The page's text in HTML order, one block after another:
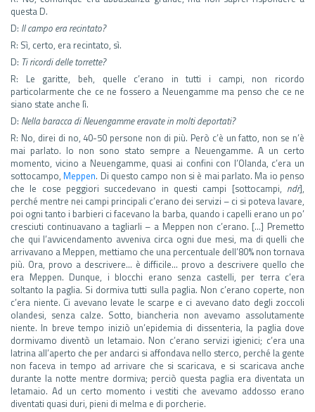
questa D.
D: Il campo era recintato?
R: Sì, certo, era recintato, sì.
D: Ti ricordi delle torrette?
R: Le garitte, beh, quelle c’erano in tutti i campi, non ricordo
particolarmente che ce ne fossero a Neuengamme ma penso che ce ne
siano state anche lì.
D: Nella baracca di Neuengamme eravate in molti deportati?
R: No, direi di no, 40-50 persone non di più. Però c’è un fatto, non se n’è
mai parlato. Io non sono stato sempre a Neuengamme. A un certo
momento, vicino a Neuengamme, quasi ai confini con l’Olanda, c’era un
sottocampo,Meppen. Di questo campo non si è mai parlato. Ma io penso
che le cose peggiori succedevano in questi campi [sottocampi, ndr],
perché mentre nei campi principali c’erano dei servizi – ci si poteva lavare,
poi ogni tanto i barbieri ci facevano la barba, quando i capelli erano un po’
cresciuti continuavano a tagliarli – a Meppen non c’erano. […] Premetto
che qui l’avvicendamento avveniva circa ogni due mesi, ma di quelli che
arrivavano a Meppen, mettiamo che una percentuale dell’80% non tornava
più. Ora, provo a descrivere… è difficile… provo a descrivere quello che
era Meppen. Dunque, i blocchi erano senza castelli, per terra c’era
soltanto la paglia. Si dormiva tutti sulla paglia. Non c’erano coperte, non
c’era niente. Ci avevano levate le scarpe e ci avevano dato degli zoccoli
olandesi, senza calze. Sotto, biancheria non avevamo assolutamente
niente. In breve tempo iniziò un’epidemia di dissenteria, la paglia dove
dormivamo diventò un letamaio. Non c’erano servizi igienici; c’era una
latrina all’aperto che per andarci si affondava nello sterco, perché la gente
non faceva in tempo ad arrivare che si scaricava, e si scaricava anche
durante la notte mentre dormiva; perciò questa paglia era diventata un
letamaio. Ad un certo momento i vestiti che avevamo addosso erano
diventati quasi duri, pieni di melma e di porcherie.